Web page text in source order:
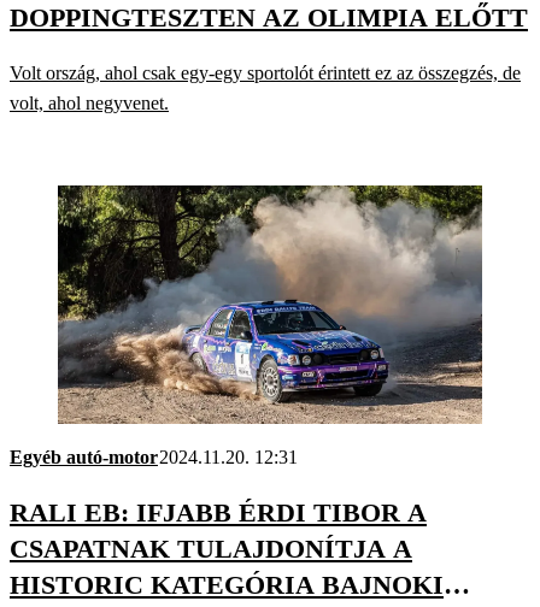
DOPPINGTESZTEN AZ OLIMPIA ELŐTT
Volt ország, ahol csak egy-egy sportolót érintett ez az összegzés, de
volt, ahol negyvenet.
Egyéb autó-motor2024.11.20. 12:31
RALI EB: IFJABB ÉRDI TIBOR A
CSAPATNAK TULAJDONÍTJA A
HISTORIC KATEGÓRIA BAJNOKI